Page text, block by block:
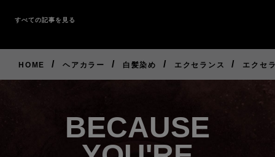
すべての記事を見る
HOME / ヘアカラー / 白髪染め / エクセランス / エクセ
BECAUSE